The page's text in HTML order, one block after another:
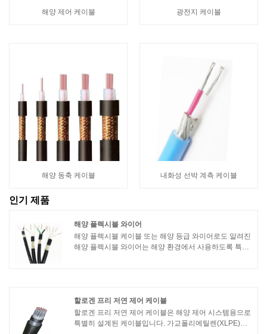
해양 제어 케이블 광전지 케이블
해양 동축 케이블 내화성 선박 계측 케이블
인기 제품
해양 플렉시블 와이어
해양 플렉시블 케이블 또는 해양 등급 와이어로도 알려진
해양 플렉시블 와이어는 해양 환경에서 사용하도록 특별
할로겐 프리 저연 제어 케이블
할로겐 프리 저연 제어 케이블은 해양 제어 시스템용으로
특별히 설계된 케이블입니다. 가교폴리에틸렌(XLPE)을